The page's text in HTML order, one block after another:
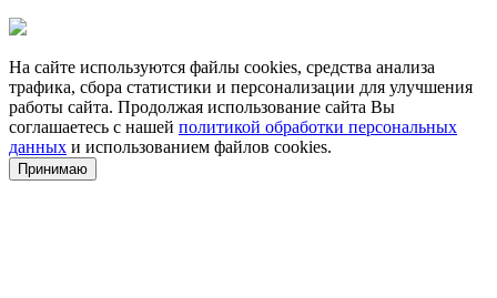
На сайте используются файлы cookies, средства анализа
трафика, сбора статистики и персонализации для улучшения
работы сайта. Продолжая использование сайта Вы
соглашаетесь с нашей политикой обработки персональных
данных и использованием файлов cookies.
Принимаю